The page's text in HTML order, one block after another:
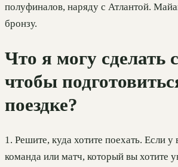
полуфиналов, наряду с Атлантой.
бронзу.
Что я могу сделать
чтобы
поездке?
1. Решите, куда хотите поехать. Если у
команда или матч, который вы хотите